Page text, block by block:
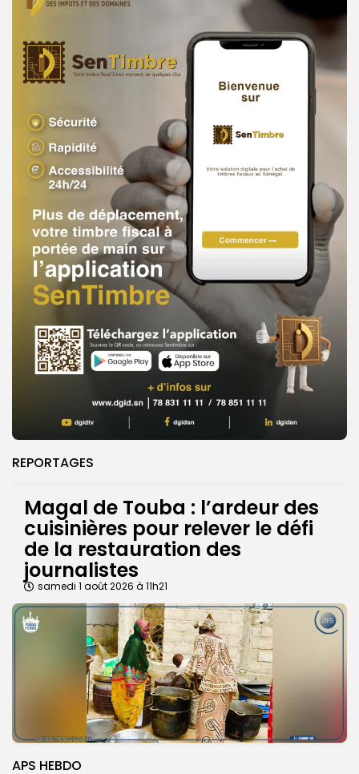
REPORTAGES
Magal de Touba : l’ardeur des
cuisinières pour relever le défi
de la restauration des
journalistes
samedi 1 août 2026 à 11h21
APS HEBDO